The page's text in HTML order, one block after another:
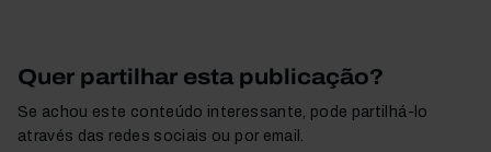
Quer partilhar esta publicação?
Se achou este conteúdo interessante, pode partilhá-lo
através das redes sociais ou por email.